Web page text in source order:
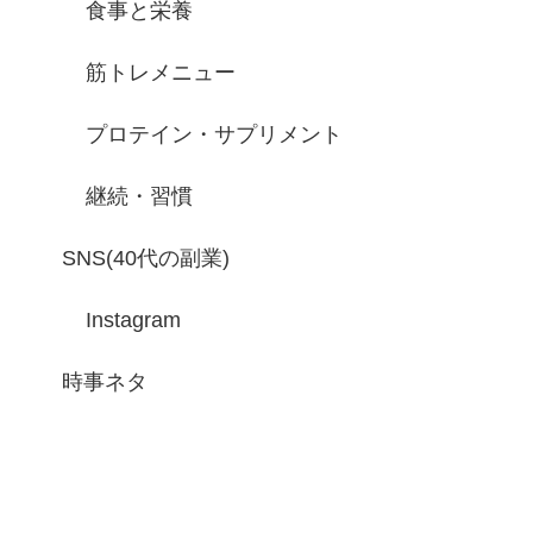
食事と栄養
筋トレメニュー
プロテイン・サプリメント
継続・習慣
SNS(40代の副業)
Instagram
時事ネタ